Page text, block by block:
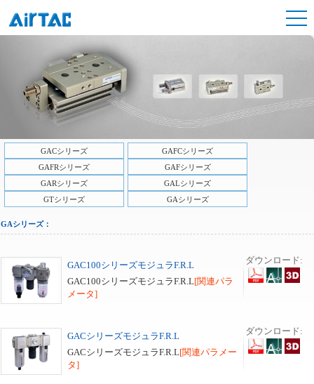
GACシリーズ
GAFCシリーズ
GAFRシリーズ
GAFシリーズ
GARシリーズ
GALシリーズ
GTシリーズ
GAシリーズ
GAシリーズ：
GAC100シリーズモジュラF.R.L
GAC100シリーズモジュラF.R.L[関連パラ
メータ]
ダウンロード:
GACシリーズモジュラF.R.L
GACシリーズモジュラF.R.L[関連パラメー
タ]
ダウンロード: